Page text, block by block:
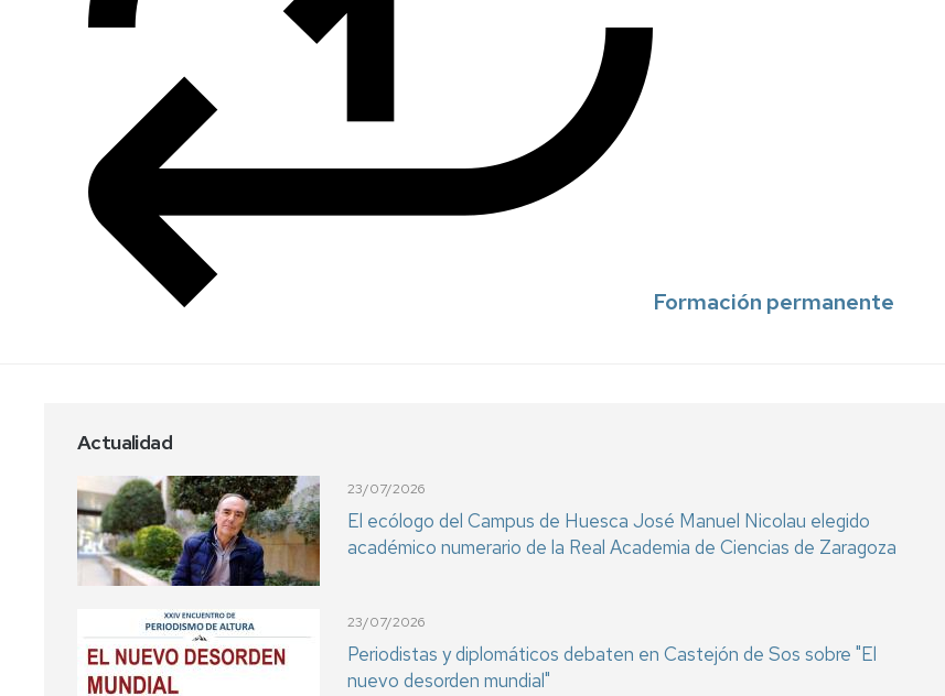
Formación permanente
Actualidad
23/07/2026
El ecólogo del Campus de Huesca José Manuel Nicolau elegido
académico numerario de la Real Academia de Ciencias de Zaragoza
23/07/2026
Periodistas y diplomáticos debaten en Castejón de Sos sobre "El
nuevo desorden mundial"